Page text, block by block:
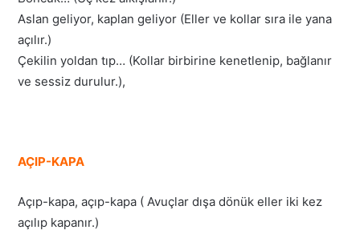
Aslan geliyor, kaplan geliyor (Eller ve kollar sıra ile yana
açılır.)
Çekilin yoldan tıp… (Kollar birbirine kenetlenip, bağlanır
ve sessiz durulur.),
AÇIP-KAPA
Açıp-kapa, açıp-kapa ( Avuçlar dışa dönük eller iki kez
açılıp kapanır.)